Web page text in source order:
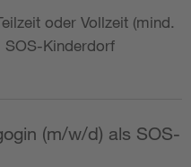
oder Vollzeit (mind.
SOS-Kinderdorf
(m/w/d) als SOS-